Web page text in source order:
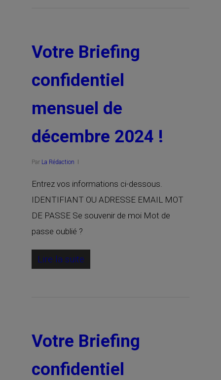
Votre Briefing
confidentiel
mensuel de
décembre 2024 !
Par La Rédaction
Entrez vos informations ci-dessous.
IDENTIFIANT OU ADRESSE EMAIL MOT
DE PASSE Se souvenir de moi Mot de
passe oublié ?
Lire la suite
Votre Briefing
confidentiel